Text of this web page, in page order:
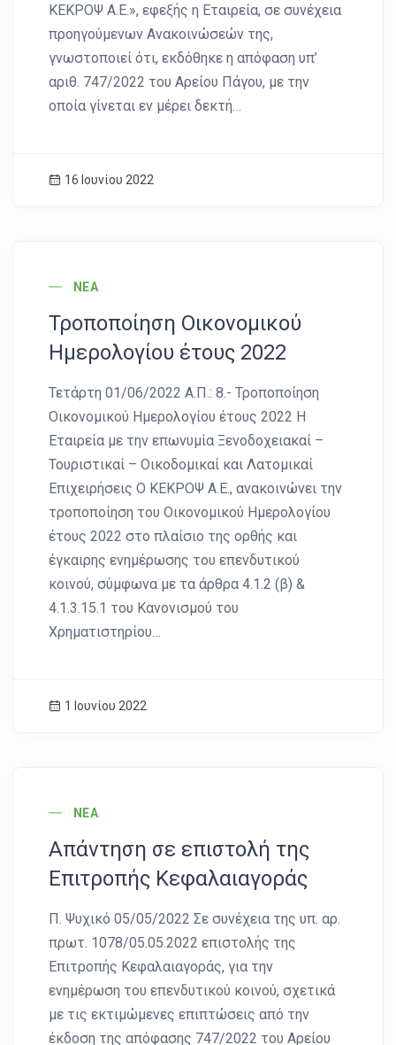
ΚΕΚΡΟΨ Α.Ε.», εφεξής η Εταιρεία, σε συνέχεια
προηγούμενων Ανακοινώσεών της,
γνωστοποιεί ότι, εκδόθηκε η απόφαση υπ’
αριθ. 747/2022 του Αρείου Πάγου, με την
οποία γίνεται εν μέρει δεκτή…
16 Ιουνίου 2022
ΝΈΑ
Τροποποίηση Οικονομικού
Ημερολογίου έτους 2022
Τετάρτη 01/06/2022 Α.Π.: 8.- Τροποποίηση
Οικονομικού Ημερολογίου έτους 2022 Η
Εταιρεία με την επωνυμία Ξενοδοχειακαί –
Τουριστικαί – Οικοδομικαί και Λατομικαί
Επιχειρήσεις Ο ΚΕΚΡΟΨ Α.Ε., ανακοινώνει την
τροποποίηση του Οικονομικού Ημερολογίου
έτους 2022 στο πλαίσιο της ορθής και
έγκαιρης ενημέρωσης του επενδυτικού
κοινού, σύμφωνα με τα άρθρα 4.1.2 (β) &
4.1.3.15.1 του Κανονισμού του
Χρηματιστηρίου…
1 Ιουνίου 2022
ΝΈΑ
Απάντηση σε επιστολή της
Επιτροπής Κεφαλαιαγοράς
Π. Ψυχικό 05/05/2022 Σε συνέχεια της υπ. αρ.
πρωτ. 1078/05.05.2022 επιστολής της
Επιτροπής Κεφαλαιαγοράς, για την
ενημέρωση του επενδυτικού κοινού, σχετικά
με τις εκτιμώμενες επιπτώσεις από την
έκδοση της απόφασης 747/2022 του Αρείου